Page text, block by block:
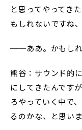
と思ってやってき
もしれないですね
──ああ。かもしれ
熊谷：サウンド的
にしてきたんです
ろやっていく中で
るのかな、と思いま